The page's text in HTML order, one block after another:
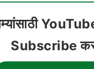
Subscribe